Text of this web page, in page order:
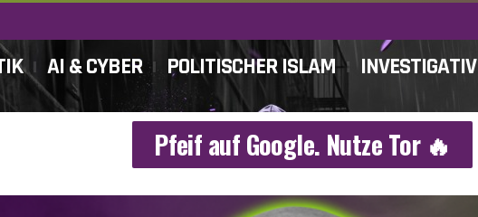
AI & CYBER POLITISCHER ISLAM INVESTIGATIV
Pfeif auf Google. Nutze Tor 🔥